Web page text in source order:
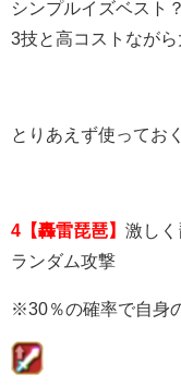
シンプルイズベスト？
3技と高コストなが
とりあえず使ってお
4【轟雷琵琶】 激し
ランダム攻撃
※30％の確率で自身